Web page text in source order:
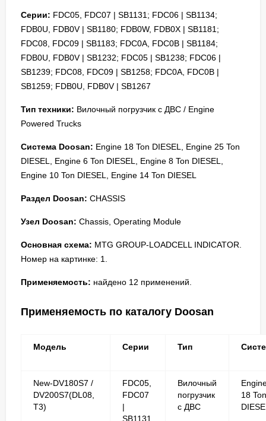
Серии: FDC05, FDC07 | SB1131; FDC06 | SB1134;
FDB0U, FDB0V | SB1180; FDB0W, FDB0X | SB1181;
FDC08, FDC09 | SB1183; FDC0A, FDC0B | SB1184;
FDB0U, FDB0V | SB1232; FDC05 | SB1238; FDC06 |
SB1239; FDC08, FDC09 | SB1258; FDC0A, FDC0B |
SB1259; FDB0U, FDB0V | SB1267
Тип техники: Вилочный погрузчик с ДВС / Engine
Powered Trucks
Система Doosan: Engine 18 Ton DIESEL, Engine 25 Ton
DIESEL, Engine 6 Ton DIESEL, Engine 8 Ton DIESEL,
Engine 10 Ton DIESEL, Engine 14 Ton DIESEL
Раздел Doosan: CHASSIS
Узел Doosan: Chassis, Operating Module
Основная схема: MTG GROUP-LOADCELL INDICATOR.
Номер на картинке: 1.
Применяемость: найдено 12 применений.
Применяемость по каталогу Doosan
Модель Серии Тип
New-DV180S7 /
DV200S7(DL08,
T3)
FDC05,
FDC07
|
SB1131
Вилочный
погрузчик
с ДВС
18 Ton